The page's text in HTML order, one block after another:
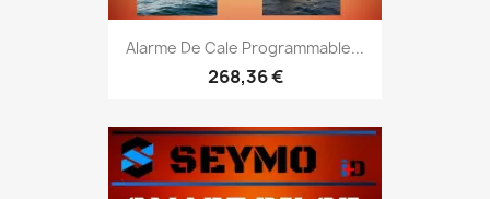
Alarme De Cale Programmable...
268,36 €